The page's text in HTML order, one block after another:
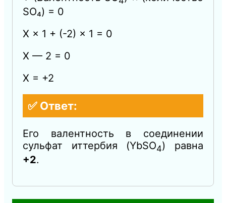
SO₄) = 0
X × 1 + (-2) × 1 = 0
X — 2 = 0
X = +2
✅ Ответ:
Его валентность в соединении
сульфат иттербия (YbSO4) равна
+2.